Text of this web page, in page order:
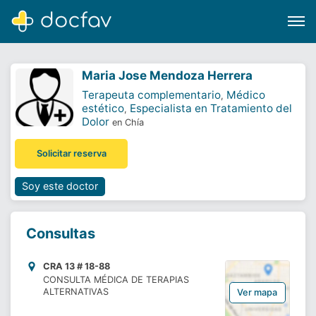
Buscar
Software para clínicas
Maria Jose Mendoza Herrera
Terapeuta complementario, Médico
estético, Especialista en Tratamiento del
Dolor en Chía
Solicitar reserva
Soy este doctor
Consultas
CRA 13 # 18-88
CONSULTA MÉDICA DE TERAPIAS
ALTERNATIVAS
Ver mapa